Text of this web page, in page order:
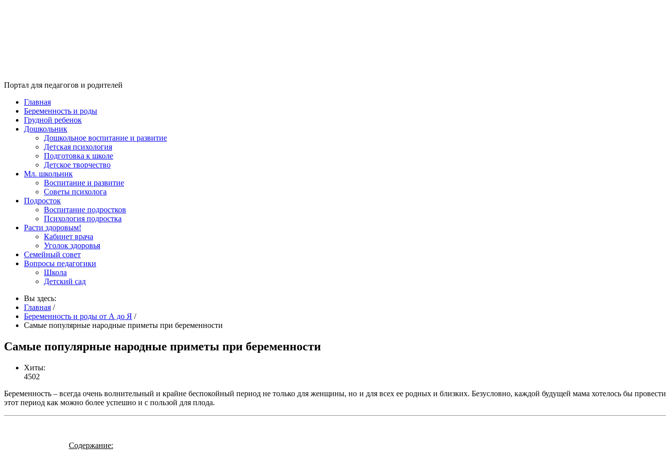
Портал для педагогов и родителей
Главная
Беременность и роды
Грудной ребенок
Дошкольник
Дошкольное воспитание и развитие
Детская психология
Подготовка к школе
Детское творчество
Мл. школьник
Воспитание и развитие
Советы психолога
Подросток
Воспитание подростков
Психология подростка
Расти здоровым!
Кабинет врача
Уголок здоровья
Семейный совет
Вопросы педагогики
Школа
Детский сад
Вы здесь:
Главная /
Беременность и роды от А до Я /
Самые популярные народные приметы при беременности
Самые популярные народные приметы при беременности
Хиты:
4502
Беременность – всегда очень волнительный и крайне беспокойный период не только для женщины, но и для всех ее родных и близких. Безусловно, каждой будущей мама хотелось бы провести
этот период как можно более успешно и с пользой для плода.
Содержание: